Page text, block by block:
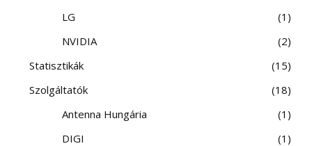
LG
1
NVIDIA
2
Statisztikák
15
Szolgáltatók
18
Antenna Hungária
1
DIGI
1